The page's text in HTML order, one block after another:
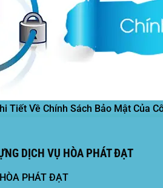
Tiết Về Chính Sách Bảo Mật Của
DỊCH VỤ HÒA PHÁT ĐẠT
PHÁT ĐẠT